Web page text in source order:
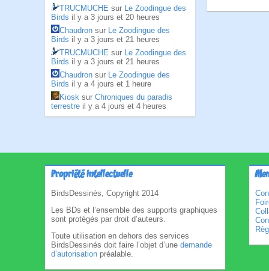
TRUCMUCHE sur Le Zoodingue des
Birds il y a 3 jours et 20 heures
Chaudron sur Le Zoodingue des
Birds il y a 3 jours et 21 heures
TRUCMUCHE sur Le Zoodingue des
Birds il y a 3 jours et 21 heures
Chaudron sur Le Zoodingue des
Birds il y a 4 jours et 1 heure
Kiosk sur Chroniques du paradis
terrestre il y a 4 jours et 4 heures
Propriété intellectuelle
BirdsDessinés, Copyright 2014
Les BDs et l’ensemble des supports graphiques
sont protégés par droit d’auteurs.
Toute utilisation en dehors des services
BirdsDessinés doit faire l’objet d’une demande
d’autorisation préalable.